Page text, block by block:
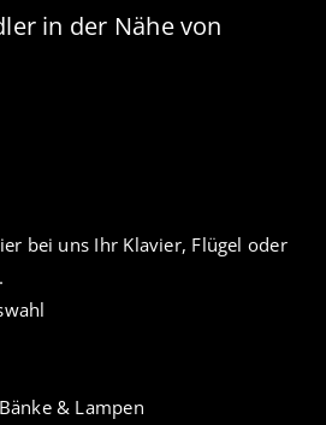
in der Nähe von
bei uns Ihr Klavier, Flügel oder
& Lampen